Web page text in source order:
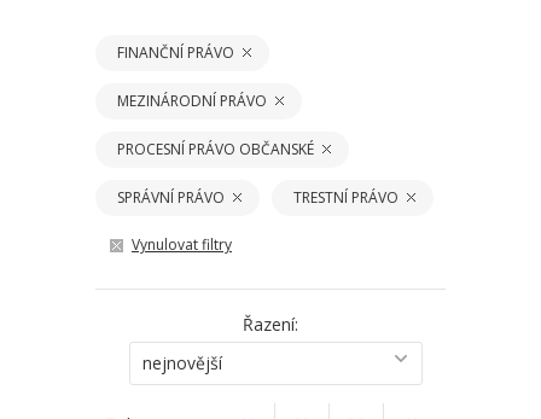
FINANČNÍ PRÁVO
MEZINÁRODNÍ PRÁVO
PROCESNÍ PRÁVO OBČANSKÉ
SPRÁVNÍ PRÁVO TRESTNÍ PRÁVO
Vynulovat filtry
Řazení:
nejnovější